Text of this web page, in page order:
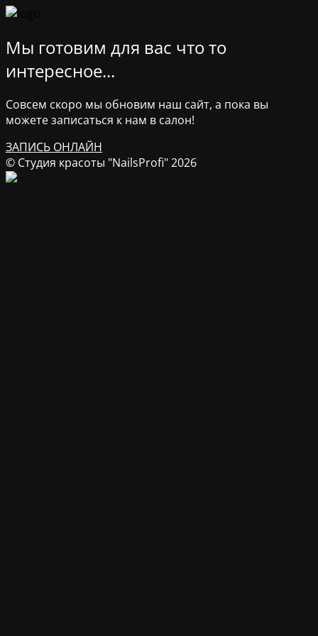
Мы готовим для вас что то
интересное...
Совсем скоро мы обновим наш сайт, а пока вы
можете записаться к нам в салон!
ЗАПИСЬ ОНЛАЙН
© Студия красоты "NailsProfi" 2026